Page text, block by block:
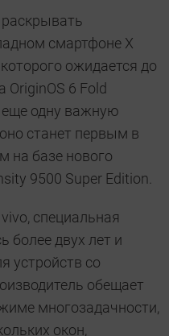
смартфоне X
ожидается до
OriginOS 6 Fold
еще одну важную
станет первым в
на базе нового
9500 Super Edition.
специальная
более двух лет и
устройств со
обещает
многозадачности,
окон,